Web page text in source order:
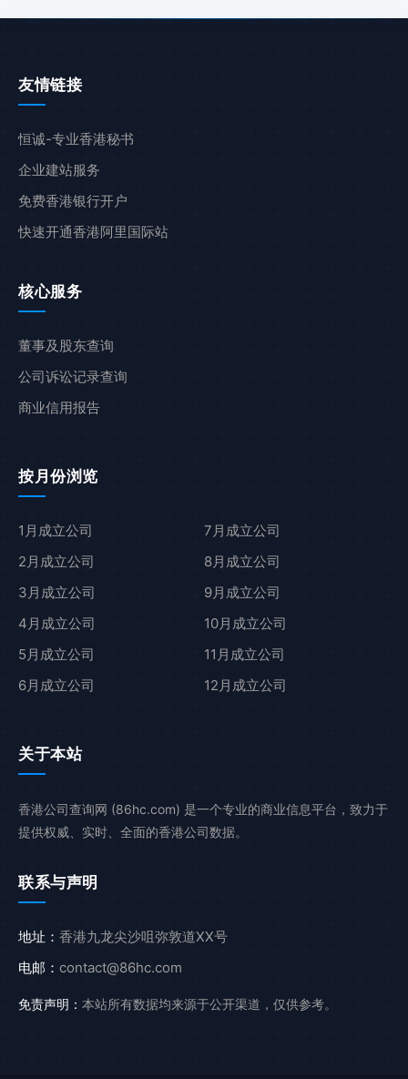
友情链接
恒诚-专业香港秘书
企业建站服务
免费香港银行开户
快速开通香港阿里国际站
核心服务
董事及股东查询
公司诉讼记录查询
商业信用报告
按月份浏览
1月成立公司
2月成立公司
3月成立公司
4月成立公司
5月成立公司
6月成立公司
7月成立公司
8月成立公司
9月成立公司
10月成立公司
11月成立公司
12月成立公司
关于本站
香港公司查询网 (86hc.com) 是一个专业的商业信息平台，致力于
提供权威、实时、全面的香港公司数据。
联系与声明
地址： 香港九龙尖沙咀弥敦道XX号
电邮： contact@86hc.com
免责声明： 本站所有数据均来源于公开渠道，仅供参考。